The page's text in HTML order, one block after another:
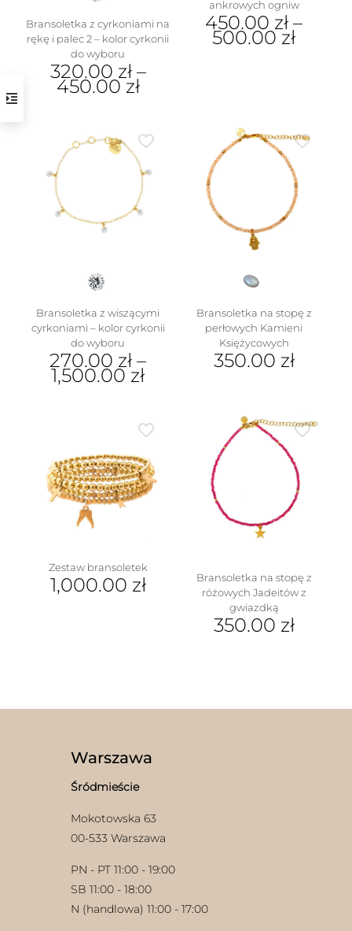
Bransoletka z cyrkoniami na
rękę i palec 2 – kolor cyrkonii
do wyboru
320.00 zł–
450.00 zł
ma
wiele
wariantów.
wybrać
na
ankrowych ogniw
450.00 zł –
500.00 zł
Opcje
można
wybrać
produktu
Bransoletka z wiszącymi
cyrkoniami – kolor cyrkonii
do wyboru
270.00 zł –
1,500.00 zł
wariantów.
Opcje
można
wybrać
Bransoletka na stopę z
perłowych Kamieni
Księżycowych
350.00 zł
Zestaw bransoletek
1,000.00 zł
Bransoletka na stopę z
różowych Jadeitów z
gwiazdką
350.00 zł
Warszawa
Śródmieście
Mokotowska 63
00-533 Warszawa
PN - PT 11:00 - 19:00
SB 11:00 - 18:00
N (handlowa) 11:00 - 17:00